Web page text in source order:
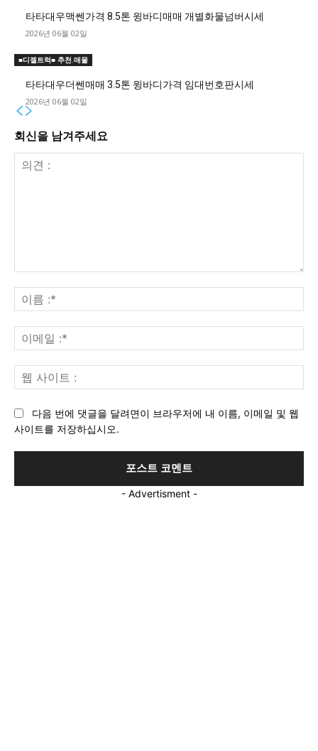
타타대우맥쎈가격 8.5톤 윙바디매매 개별화물넘버시세
2026년 06월 02일
■디젤트럭■ 추천.매물
타타대우더쎈매매 3.5톤 윙바디가격 임대번호판시세
2026년 06월 02일
회신을 남겨주세요
견
:
름
:*
메
일
사
다음 번에 댓글을 달려면이 브라우저에 내 이름, 이메일 및 웹
사이트를 저장하십시오.
- Advertisment -